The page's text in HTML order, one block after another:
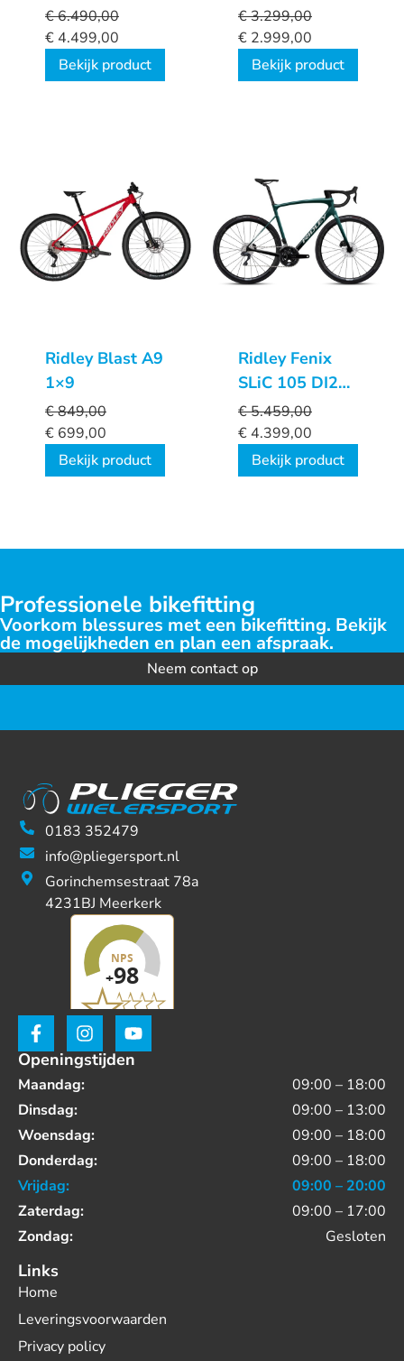
€6.490,00
€ 4.499,00
Bekijk product
GRX600
€3.299,00
€ 2.999,00
Bekijk product
Ridley Blast A9
1×9
€849,00
€ 699,00
Bekijk product
Ridley Fenix
SLiC 105 DI2
Custom
€5.459,00
€ 4.399,00
Bekijk product
Professionele bikefitting
Voorkom blessures met een bikefitting. Bekijk
de mogelijkheden en plan een afspraak.
Neem contact op
0183 352479
info@pliegersport.nl
Gorinchemsestraat 78a
4231BJ Meerkerk
Openingstijden
Maandag:
09:00 – 18:00
Dinsdag:
09:00 – 13:00
Woensdag:
09:00 – 18:00
Donderdag:
09:00 – 18:00
Vrijdag:
09:00 – 20:00
Zaterdag:
09:00 – 17:00
Zondag:
Gesloten
Links
Home
Leveringsvoorwaarden
Privacy policy